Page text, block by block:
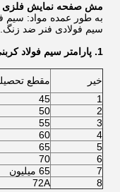
مش صفحه نمایش فلزی
به طور عمده مواد: سیم
سیم فولادی فنر ضد زنگ.
1. پارامتر سیم فولاد کربنی:
خیر مقطع
1
45
2
50
3
55
4
60
5
65
6
70
7
65 میلیون
8
72A